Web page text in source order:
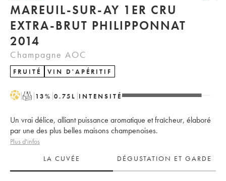
MAREUIL-SUR-AY 1ER CRU
EXTRA-BRUT PHILIPPONNAT
2014
Champagne AOC
FRUITÉ VIN D'APÉRITIF
HT 13% 0.75 L INTENSITÉ
Un vrai délice, alliant puissance aromatique et fraîcheur, élaboré
par une des plus belles maisons champenoises.
Plus d'infos
LA CUVÉE
DÉGUSTATION ET GARDE